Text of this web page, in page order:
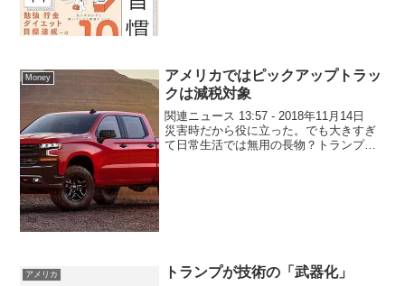
Money
アメリカではピックアップトラッ
クは減税対象
関連ニュース 13:57 - 2018年11月14日
災害時だから役に立った。でも大きすぎ
て日常生活では無用の長物？トランプ大
アメリカ トランプが技術の「武器化」